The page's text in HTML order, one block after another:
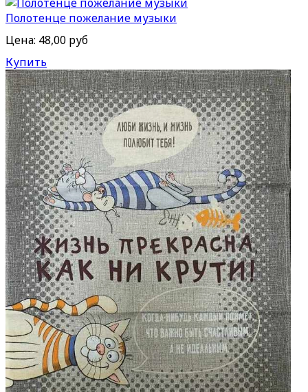
Полотенце пожелание музыки
Цена: 48,00 руб
Купить